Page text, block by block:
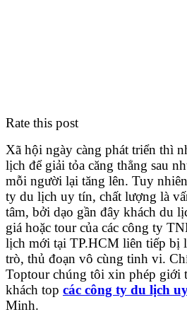
Rate this post
Xã hội ngày càng phát triển thì
lịch để giải tỏa căng thẳng sau
mỗi người lại tăng lên. Tuy
ty du lịch uy tín, chất lượng là
tâm, bởi dạo gần đây khách du
giá hoặc tour của các công ty
lịch mới tại TP.HCM liên tiếp bị
trò, thủ đoạn vô cùng tinh vi.
Toptour chúng tôi xin phép giới
khách top các công ty du lịch
Minh.